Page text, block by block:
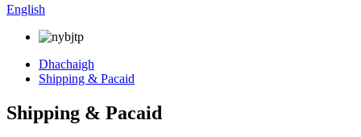
English
Dhachaigh
Shipping & Pacaid
Shipping & Pacaid